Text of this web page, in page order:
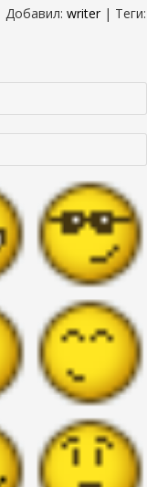
Добавил: writer | Теги: